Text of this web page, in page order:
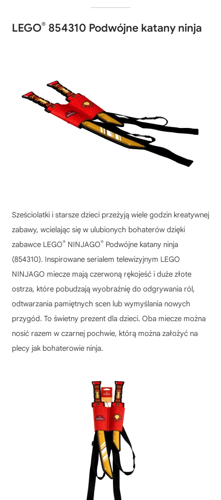
LEGO® 854310 Podwójne katany ninja
Sześciolatki i starsze dzieci przeżyją wiele godzin kreatywnej
zabawy, wcielając się w ulubionych bohaterów dzięki
zabawce LEGO® NINJAGO® Podwójne katany ninja
(854310). Inspirowane serialem telewizyjnym LEGO
NINJAGO miecze mają czerwoną rękojeść i duże złote
ostrza, które pobudzają wyobraźnię do odgrywania ról,
odtwarzania pamiętnych scen lub wymyślania nowych
przygód. To świetny prezent dla dzieci. Oba miecze można
nosić razem w czarnej pochwie, którą można założyć na
plecy jak bohaterowie ninja.